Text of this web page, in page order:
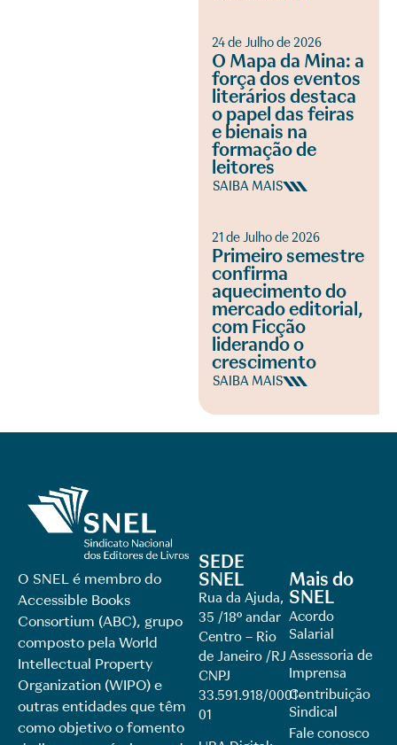
24 de Julho de 2026
O Mapa da Mina: a
força dos eventos
literários destaca
o papel das feiras
e bienais na
formação de
leitores
SAIBA MAIS
21 de Julho de 2026
Primeiro semestre
confirma
aquecimento do
mercado editorial,
com Ficção
liderando o
crescimento
SAIBA MAIS
O SNEL é membro do
Accessible Books
Consortium (ABC), grupo
composto pela World
Intellectual Property
Organization (WIPO) e
outras entidades que têm
como objetivo o fomento
SEDE
SNEL
Rua da Ajuda,
35 /18º andar
Centro – Rio
de Janeiro /RJ
CNPJ
33.591.918/0001-
01
Mais do
SNEL
Acordo
Salarial
Assessoria de
Imprensa
Contribuição
Sindical
Fale conosco